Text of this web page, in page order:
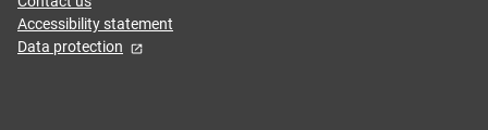
Accessibility statement
Data protection